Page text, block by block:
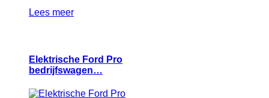
Lees meer
Elektrische Ford Pro
bedrijfswagen…